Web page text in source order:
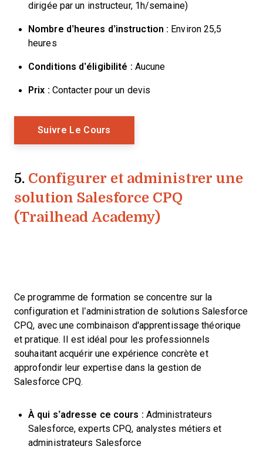
dirigée par un instructeur, 1h/semaine)
Nombre d’heures d’instruction : Environ 25,5
heures
Conditions d’éligibilité : Aucune
Prix : Contacter pour un devis
Suivre Le Cours
5. Configurer et administrer une
solution Salesforce CPQ
(Trailhead Academy)
Ce programme de formation se concentre sur la
configuration et l’administration de solutions Salesforce
CPQ, avec une combinaison d'apprentissage théorique
et pratique. Il est idéal pour les professionnels
souhaitant acquérir une expérience concrète et
approfondir leur expertise dans la gestion de
Salesforce CPQ.
À qui s’adresse ce cours : Administrateurs
Salesforce, experts CPQ, analystes métiers et
administrateurs Salesforce